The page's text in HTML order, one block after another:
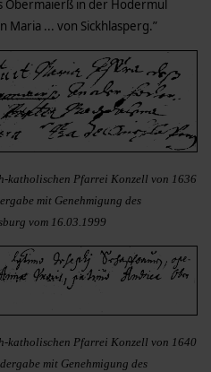
Obermaierß in der Hodermül
Maria ... von Sickhlasperg.”
katholischen Pfarrei Konzell von 1636
mit Genehmigung des
vom 16.03.1999
katholischen Pfarrei Konzell von 1640
mit Genehmigung des